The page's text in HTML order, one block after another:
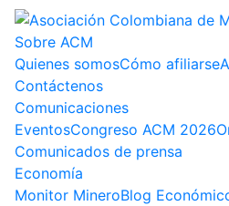
Sobre ACM
Quienes somosCómo afiliarse
Contáctenos
Comunicaciones
EventosCongreso ACM 2026
Comunicados de prensa
Economía
Monitor MineroBlog